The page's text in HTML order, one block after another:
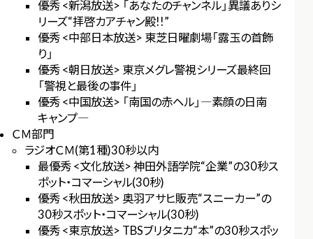
優秀 <新潟放送> 「あなたのチャンネル」異議ありシ
リーズ“拝啓カアチャン殿!!”
優秀 <中部日本放送> 東芝日曜劇場「露玉の首飾
り」
優秀 <朝日放送> 東京メグレ警視シリーズ最終回
「警視と最後の事件」
優秀 <中国放送> 「南国の赤ヘル」―素顔の日南
キャンプ―
ＣＭ部門
ラジオＣＭ(第1種)30秒以内
最優秀 <文化放送> 神田外語学院“企業”の30秒ス
ポット・コマーシャル(30秒)
優秀 <秋田放送> 奥羽アサヒ販売“スニーカー”の
30秒スポット・コマーシャル(30秒)
優秀 <東京放送> TBSブリタニカ“本”の30秒スポッ